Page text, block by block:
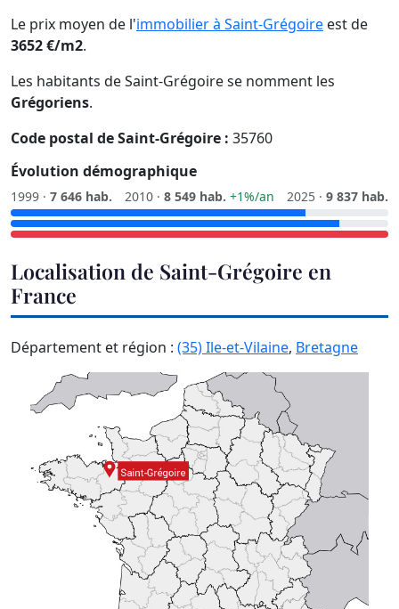
Le prix moyen de l'immobilier à Saint-Grégoire est de
3652 €/m2.
Les habitants de Saint-Grégoire se nomment les
Grégoriens.
Code postal de Saint-Grégoire : 35760
Évolution démographique
1999 · 7 646 hab. 2010 · 8 549 hab. +1%/an 2025 · 9 837 hab.
Localisation de Saint-Grégoire en
France
Département et région : (35) Ile-et-Vilaine, Bretagne